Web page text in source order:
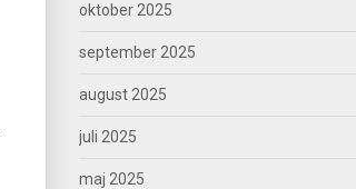
oktober 2025
september 2025
august 2025
juli 2025
maj 2025